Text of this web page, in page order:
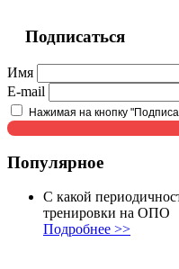
Подписаться
Имя
E-mail
Нажимая на кнопку
Популярное
С какой
тренировки на ОПО
Подробнее >>